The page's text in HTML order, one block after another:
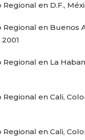
en D.F.,
en Buenos
en La
en Cali,
en Cali,